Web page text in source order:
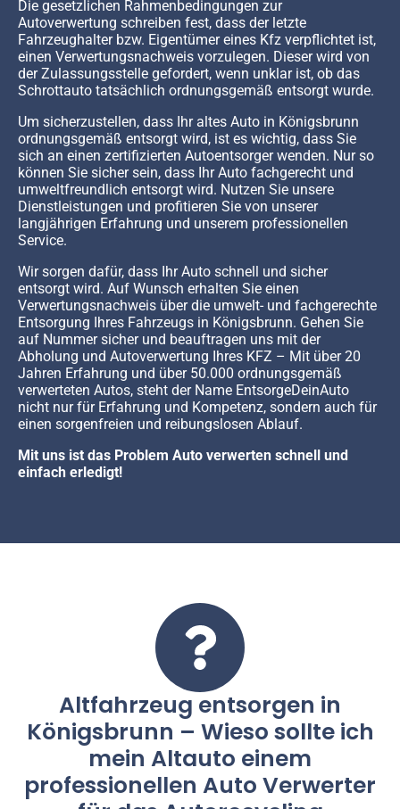
Die gesetzlichen Rahmenbedingungen zur
Autoverwertung schreiben fest, dass der letzte
Fahrzeughalter bzw. Eigentümer eines Kfz verpflichtet ist,
einen Verwertungsnachweis vorzulegen. Dieser wird von
der Zulassungsstelle gefordert, wenn unklar ist, ob das
Schrottauto tatsächlich ordnungsgemäß entsorgt wurde.
Um sicherzustellen, dass Ihr altes Auto in Königsbrunn
ordnungsgemäß entsorgt wird, ist es wichtig, dass Sie
sich an einen zertifizierten Autoentsorger wenden. Nur so
können Sie sicher sein, dass Ihr Auto fachgerecht und
umweltfreundlich entsorgt wird. Nutzen Sie unsere
Dienstleistungen und profitieren Sie von unserer
langjährigen Erfahrung und unserem professionellen
Service.
Wir sorgen dafür, dass Ihr Auto schnell und sicher
entsorgt wird. Auf Wunsch erhalten Sie einen
Verwertungsnachweis über die umwelt- und fachgerechte
Entsorgung Ihres Fahrzeugs in Königsbrunn. Gehen Sie
auf Nummer sicher und beauftragen uns mit der
Abholung und Autoverwertung Ihres KFZ – Mit über 20
Jahren Erfahrung und über 50.000 ordnungsgemäß
verwerteten Autos, steht der Name EntsorgeDeinAuto
nicht nur für Erfahrung und Kompetenz, sondern auch für
einen sorgenfreien und reibungslosen Ablauf.
Mit uns ist das Problem Auto verwerten schnell und
einfach erledigt!
Altfahrzeug entsorgen in
Königsbrunn – Wieso sollte ich
mein Altauto einem
professionellen Auto Verwerter